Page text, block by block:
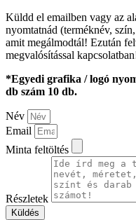
Küldd el emailben vagy az
nyomtatnád (terméknév,
amit megálmodtál! Ezután
megvalósítással
*Egyedi grafika / logó
db szám 10 db.
Név
Email
Minta feltöltés
Részletek
Küldés